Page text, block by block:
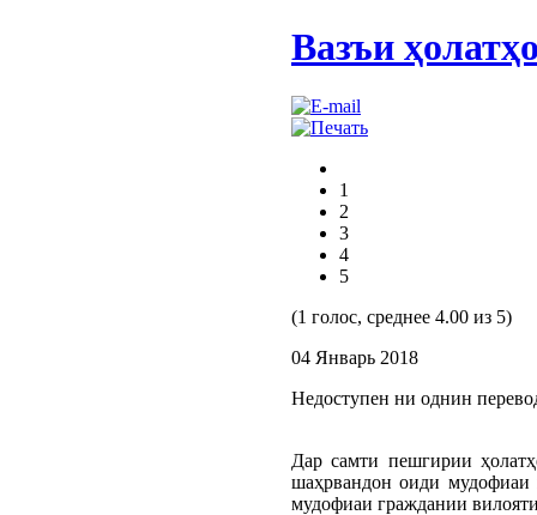
Вазъи
1
2
3
4
5
(1 голос, среднее 4.00 из 5)
04 Январь 2018
Недоступен ни однин
Дар самти пешгирии
шаҳрвандон оиди мудофиаи
мудофиаи граждании